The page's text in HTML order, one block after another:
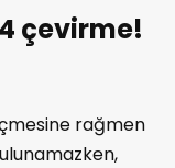
çevirme!
rağmen